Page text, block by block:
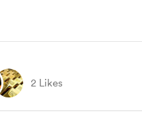
2 Likes